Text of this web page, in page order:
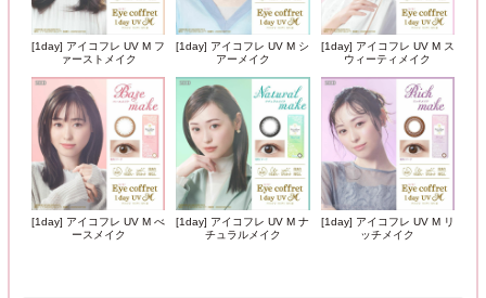
[1day] アイコフレ UV M フ
ァーストメイク
[1day] アイコフレ UV M シ
アーメイク
[1day] アイコフレ UV M ス
ウィーティメイク
[1day] アイコフレ UV M べ
ースメイク
[1day] アイコフレ UV M ナ
チュラルメイク
[1day] アイコフレ UV M リ
ッチメイク